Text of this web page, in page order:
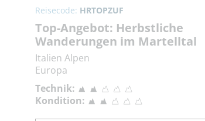
Reisecode: HRTOPZUF
Top-Angebot: Herbstliche
Wanderungen im Martelltal
Italien Alpen
Europa
Technik:
Kondition: